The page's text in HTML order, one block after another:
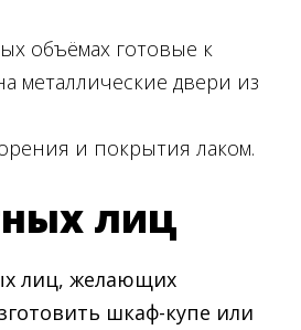
объёмах готовые к
металлические двери из
и покрытия лаком.
лиц
лиц, желающих
шкаф-купе или